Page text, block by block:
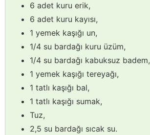
6 adet kuru erik,
6 adet kuru kayısı,
1 yemek kaşığı un,
1/4 su bardağı kuru üzüm,
1/4 su bardağı kabuksuz badem,
1 yemek kaşığı tereyağı,
1 tatlı kaşığı bal,
1 tatlı kaşığı sumak,
Tuz,
2,5 su bardağı sıcak su.